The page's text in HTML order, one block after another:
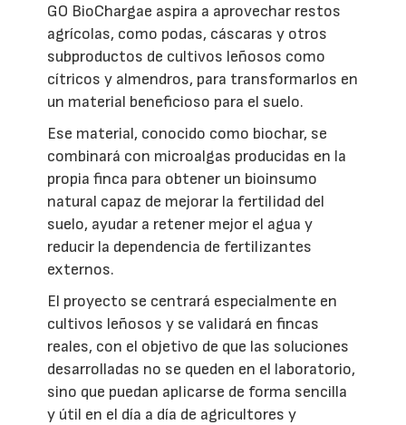
GO BioChargae aspira a aprovechar restos
agrícolas, como podas, cáscaras y otros
subproductos de cultivos leñosos como
cítricos y almendros, para transformarlos en
un material beneficioso para el suelo.
Ese material, conocido como biochar, se
combinará con microalgas producidas en la
propia finca para obtener un bioinsumo
natural capaz de mejorar la fertilidad del
suelo, ayudar a retener mejor el agua y
reducir la dependencia de fertilizantes
externos.
El proyecto se centrará especialmente en
cultivos leñosos y se validará en fincas
reales, con el objetivo de que las soluciones
desarrolladas no se queden en el laboratorio,
sino que puedan aplicarse de forma sencilla
y útil en el día a día de agricultores y